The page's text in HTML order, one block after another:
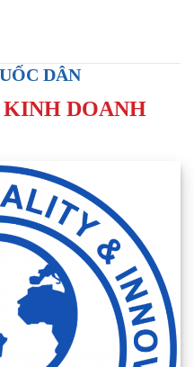
DÂN
DOANH